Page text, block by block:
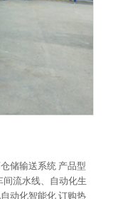
储输送系统 产品型
间流水线、自动化生
动化智能化 订购热